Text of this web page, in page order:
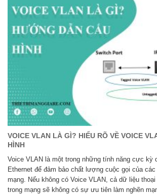
VOICE VLAN LÀ GÌ? HIỂU RÕ VỀ VOICE
HÌNH
Voice VLAN là một trong những tính năng cực kỳ
Ethernet để đảm bảo chất lượng cuộc gọi của
mạng. Nếu không có Voice VLAN, cả dữ liệu
trong mạng sẽ không có sự ưu tiên làm nghẽn